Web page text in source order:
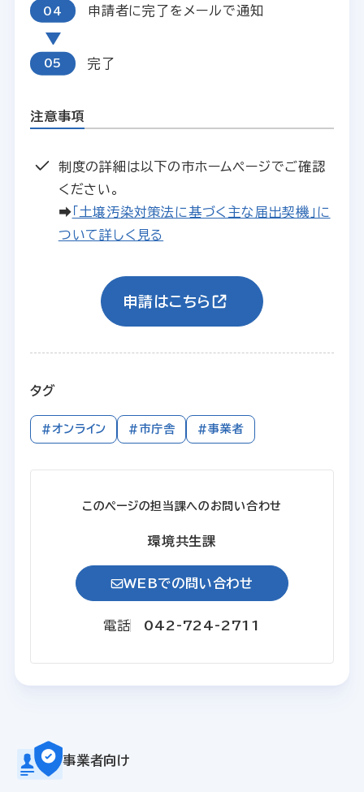
申請者に完了をメールで通知
完了
注意事項
制度の詳細は以下の市ホームページでご確認
ください。
➡ 「土壌汚染対策法に基づく主な届出契機」に
ついて詳しく見る
申請はこちら
タグ
#オンライン #市庁舎 #事業者
このページの担当課へのお問い合わせ
環境共生課
WEBでの問い合わせ
電話 042-724-2711
事業者向け